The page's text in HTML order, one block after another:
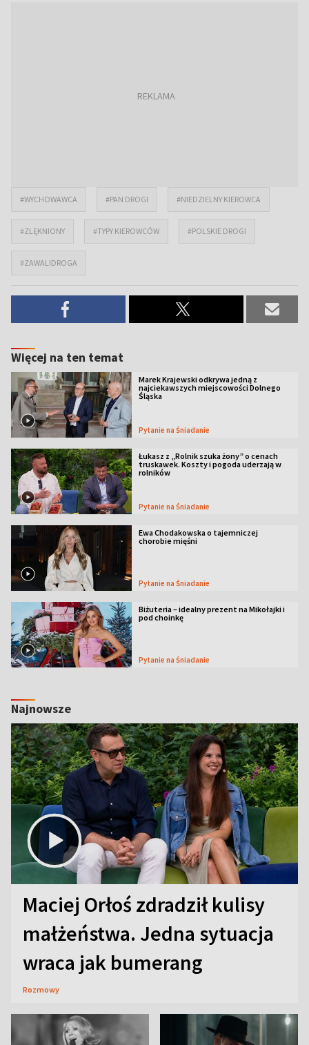
#WYCHOWAWCA #PAN DROGI #NIEDZIELNY KIEROWCA
#ZLĘKNIONY #TYPY KIEROWCÓW #POLSKIE DROGI
#ZAWALIDROGA
Więcej na ten temat
Marek Krajewski odkrywa jedną z
najciekawszych miejscowości Dolnego
Śląska
Pytanie na Śniadanie
Łukasz z „Rolnik szuka żony” o cenach
truskawek. Koszty i pogoda uderzają w
rolników
Pytanie na Śniadanie
Ewa Chodakowska o tajemniczej
chorobie mięśni
Pytanie na Śniadanie
Biżuteria – idealny prezent na Mikołajki i
pod choinkę
Pytanie na Śniadanie
Najnowsze
Maciej Orłoś zdradził kulisy
małżeństwa. Jedna sytuacja
wraca jak bumerang
Rozmowy